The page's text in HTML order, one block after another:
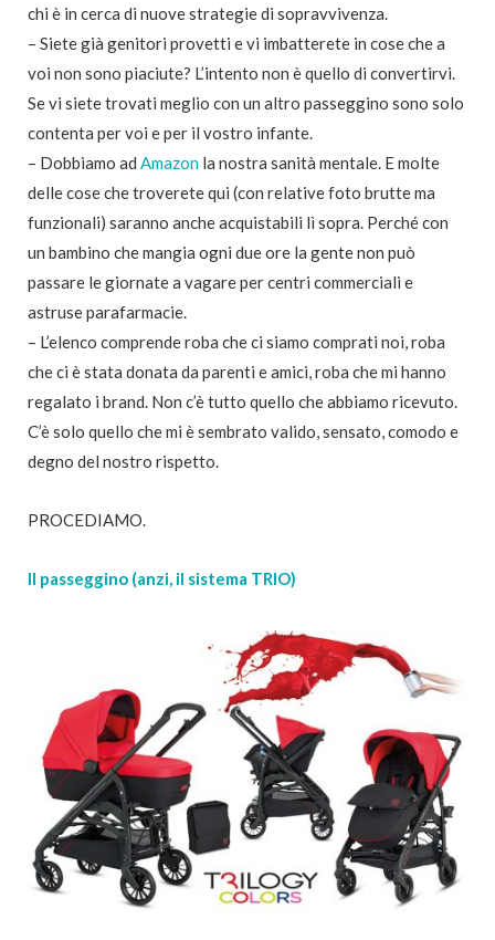
chi è in cerca di nuove strategie di sopravvivenza.
– Siete già genitori provetti e vi imbatterete in cose che a
voi non sono piaciute? L’intento non è quello di convertirvi.
Se vi siete trovati meglio con un altro passeggino sono solo
contenta per voi e per il vostro infante.
– Dobbiamo ad Amazon la nostra sanità mentale. E molte
delle cose che troverete qui (con relative foto brutte ma
funzionali) saranno anche acquistabili lì sopra. Perché con
un bambino che mangia ogni due ore la gente non può
passare le giornate a vagare per centri commerciali e
astruse parafarmacie.
– L’elenco comprende roba che ci siamo comprati noi, roba
che ci è stata donata da parenti e amici, roba che mi hanno
regalato i brand. Non c’è tutto quello che abbiamo ricevuto.
C’è solo quello che mi è sembrato valido, sensato, comodo e
degno del nostro rispetto.
PROCEDIAMO.
Il passeggino (anzi, il sistema TRIO)